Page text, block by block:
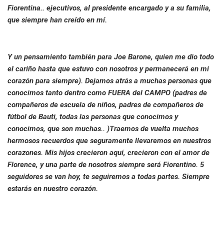
Fiorentina.. ejecutivos, al presidente encargado y a su familia,
que siempre han creído en mí.
Y un pensamiento también para Joe Barone, quien me dio todo
el cariño hasta que estuvo con nosotros y permanecerá en mi
corazón para siempre). Dejamos atrás a muchas personas que
conocimos tanto dentro como FUERA del CAMPO (padres de
compañeros de escuela de niños, padres de compañeros de
fútbol de Bauti, todas las personas que conocimos y
conocimos, que son muchas.. )Traemos de vuelta muchos
hermosos recuerdos que seguramente llevaremos en nuestros
corazones. Mis hijos crecieron aquí, crecieron con el amor de
Florence, y una parte de nosotros siempre será Fiorentino. 5
seguidores se van hoy, te seguiremos a todas partes. Siempre
estarás en nuestro corazón.